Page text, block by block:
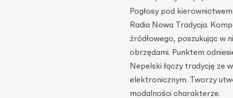
Pogłosy pod
Radia Nowa Tradycja.
źródłowego, poszukując w
obrzędami. Punktem
Nepelski łączy tradycję ze
elektronicznym. Tworzy
modalności charakterze.